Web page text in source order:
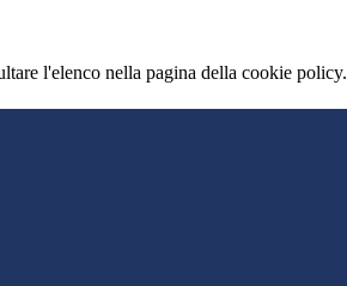
l'elenco nella pagina della cookie policy.